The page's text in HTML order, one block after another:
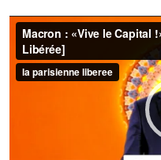
Lecteur
vidéo